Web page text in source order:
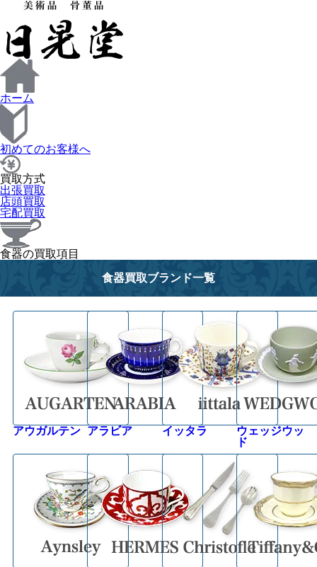
ホーム
初めてのお客様へ
買取方式
出張買取
店頭買取
宅配買取
食器の買取項目
食器買取ブランド一覧
アウガルテン アラビア イッタラ
ウェッジウッ
ド